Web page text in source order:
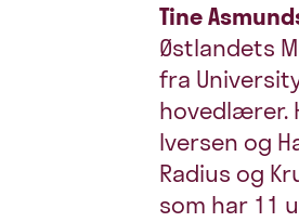
Tine
Østlandets
fra
hovedlærer.
Iversen og
Radius og
som har 11